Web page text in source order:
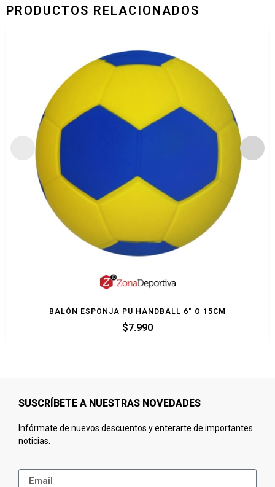
PRODUCTOS RELACIONADOS
BALÓN ESPONJA PU HANDBALL 6″ O 15CM
$7.990
SUSCRÍBETE A NUESTRAS NOVEDADES
Infórmate de nuevos descuentos y enterarte de importantes
noticias.